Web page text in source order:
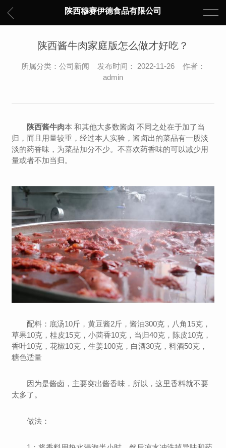
陕西穆赛伊德食品有限公司
陕西酱牛肉家庭版怎么做才好吃？
所属分类：公司新闻 发布时间： 2022-11-26 作者：
admin
陕西酱牛肉本 和其他大多数酱卤 不同之处在于加了当
归，而且用量较重，经过本人实验，酱卤出的菜品有一股淡
淡的药香味，为菜品加分不少。不喜欢药香味的可以减少用
量或者不加当归。
配料：底汤10斤，黄豆酱2斤，酱油300克，八角15克，
草果10克，桂皮15克，小茴香10克，当归40克，陈皮10克，
香叶10克，花椒10克，生姜100克，白酒30克，料酒50克，
糖色适量
因为是酱卤，主要突出酱香味，所以，这里香料就不要
太多了。
做法：